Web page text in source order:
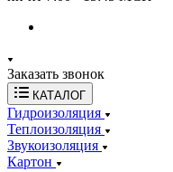
Заказать звонок
КАТАЛОГ
Гидроизоляция
Теплоизоляция
Звукоизоляция
Картон